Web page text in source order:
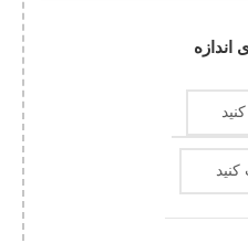
اندازه